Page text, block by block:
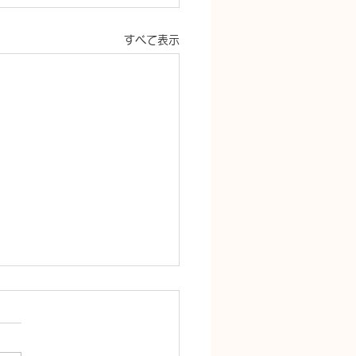
すべて表示
換